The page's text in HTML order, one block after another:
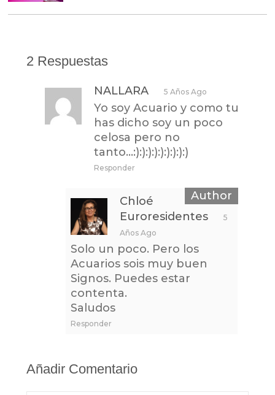
2 Respuestas
NALLARA 5 Años Ago
Yo soy Acuario y como tu
has dicho soy un poco
celosa pero no
tanto…:):):):):):):):):)
Responder
Chloé
Euroresidentes
5
Años Ago
Solo un poco. Pero los
Acuarios sois muy buen
Signos. Puedes estar
contenta.
Saludos
Responder
Añadir Comentario